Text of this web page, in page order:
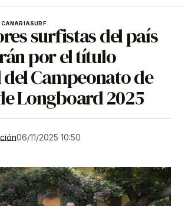
CANARIASURF
surfistas del país
por el título
Campeonato de
Longboard 2025
06/11/2025 10:50